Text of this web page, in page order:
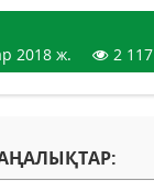
2018 ж.
2 117